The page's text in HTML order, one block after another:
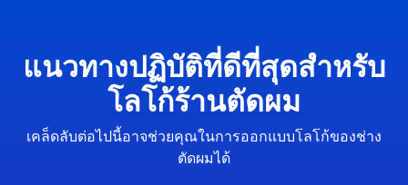
แนวทางปฏิบัติที่ดีที่สุดสำหรับ
โลโก้ร้านตัดผม
เคล็ดลับต่อไปนี้อาจช่วยคุณในการออกแบบโลโก้ของช่าง
ตัดผมได้